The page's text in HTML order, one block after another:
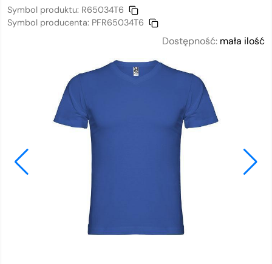
Symbol produktu: R65034T6
Symbol producenta: PFR65034T6
Dostępność: mała ilość